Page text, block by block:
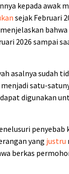
kepada awak
sejak Februari
2026 sampai
asalnya sudah
satu-
digunakan
yang justru
berkas